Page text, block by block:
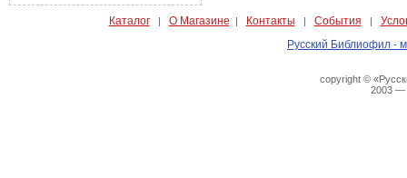
Каталог| О Магазине | Контакты | События |
Русский Библиофил -
copyright ©
2003 —